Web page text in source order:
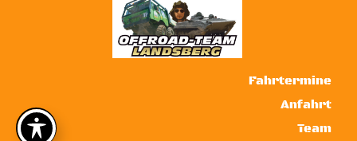
Fahrtermine
Anfahrt
Team